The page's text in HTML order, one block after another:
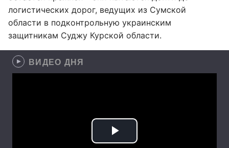
логистических дорог, ведущих из Сумской
области в подконтрольную украинским
защитникам Суджу Курской области.
ВИДЕО ДНЯ